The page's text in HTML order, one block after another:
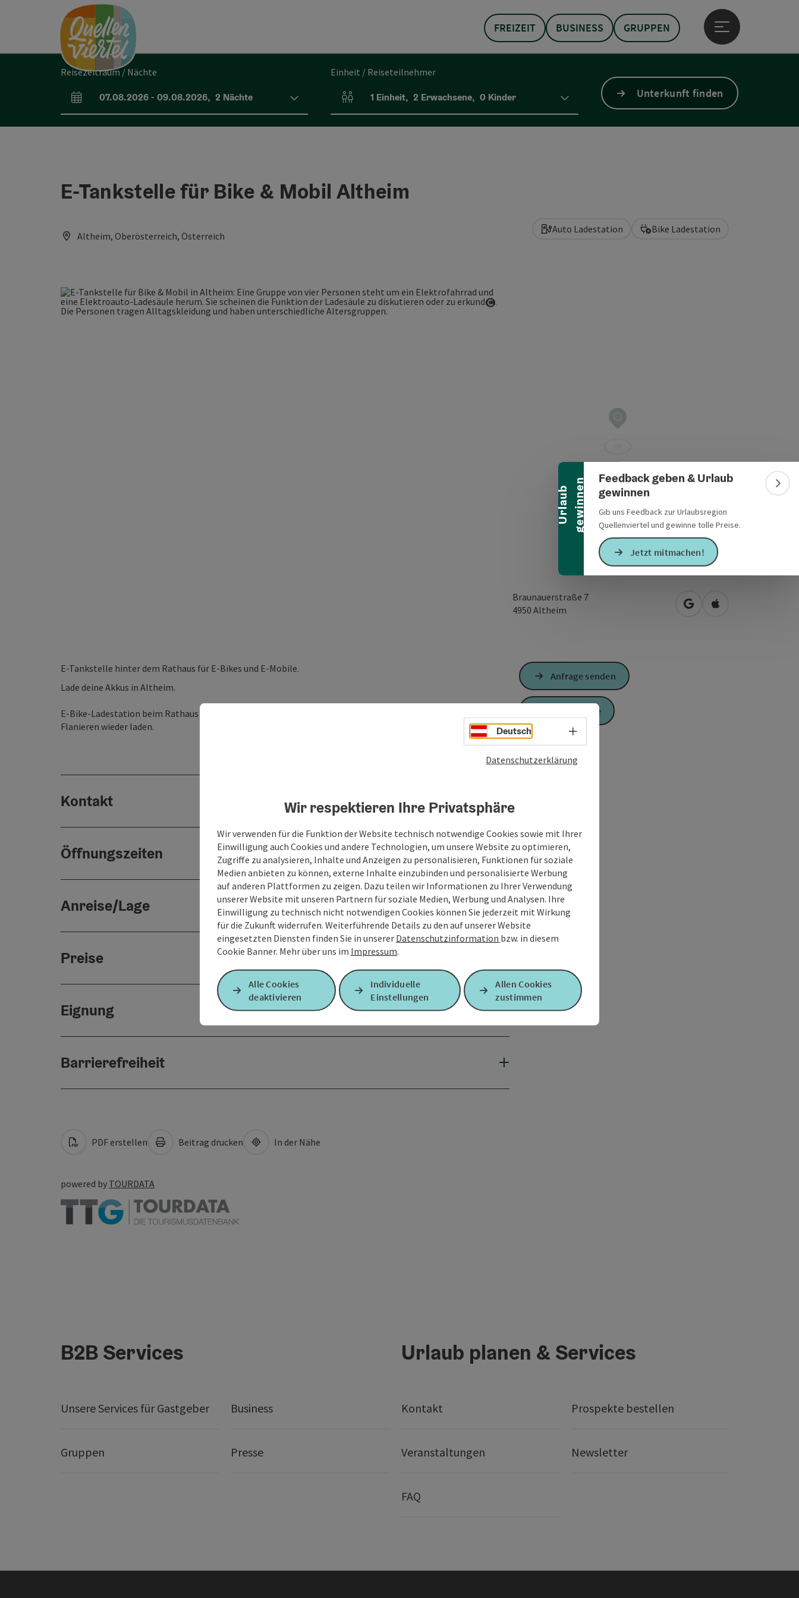
Zum InhaltAccesskey
[0]
Zur NavigationAccesskey
Zum Seitenanfang Accesskey
U
r
l
a
u
b
g
e
w
i
n
n
e n
Banner einklappen
Feedback geben & Urlaub
gewinnen
Gib uns Feedback zur Urlaubsregion
Quellenviertel und gewinne tolle Preise.
Jetzt mitmachen!
FREIZEIT BUSINESS GRUPPEN
Hauptmenü öffnen
Reisezeitraum / Nächte
An- und Abreisefelder
07.08.2026- 09.08.2026, 2 Nächte
Einheit / Reiseteilnehmer
Einheitenanzahl und Personenfelder
1 Einheit, 2 Erwachsene, 0 Kinder Unterkunft finden
E-Tankstelle für Bike & Mobil Altheim
Altheim, Oberösterreich, Österreich
Braunauerstraße 7
4950 Altheim in Google Maps öffnen
in Apple Maps
Auto Ladestation Bike Ladestation
E-Tankstelle hinter dem Rathaus für E-Bikes und E-Mobile.
Lade deine Akkus in Altheim.
E-Bike-Ladestation beim Rathaus und deine persönlichen Akkus kannst du in der Stadt beim Shoppen und
Flanieren wieder laden.
Kontakt
Öffnungszeiten
Anreise/Lage
Preise
Eignung
Barrierefreiheit
Anfrage senden
Zur Website
PDF erstellen Beitrag drucken In der Nähe
powered by TOURDATA
B2B Services
Unsere Services für Gastgeber Business
Gruppen Presse
Urlaub planen & Services
Kontakt Prospekte bestellen
Veranstaltungen Newsletter
FAQ
Deutsch Sprachwahl - Menü öffnen
Datenschutzerklärung
Wir respektieren Ihre Privatsphäre
Wir verwenden für die Funktion der Website technisch notwendige Cookies sowie mit Ihrer
Einwilligung auch Cookies und andere Technologien, um unsere Website zu optimieren,
Zugriffe zu analysieren, Inhalte und Anzeigen zu personalisieren, Funktionen für soziale
Medien anbieten zu können, externe Inhalte einzubinden und personalisierte Werbung
auf anderen Plattformen zu zeigen. Dazu teilen wir Informationen zu Ihrer Verwendung
unserer Website mit unseren Partnern für soziale Medien, Werbung und Analysen. Ihre
Einwilligung zu technisch nicht notwendigen Cookies können Sie jederzeit mit Wirkung
für die Zukunft widerrufen. Weiterführende Details zu den auf unserer Website
eingesetzten Diensten finden Sie in unserer Datenschutzinformation bzw. in diesem
Cookie Banner. Mehr über uns im Impressum.
Alle Cookies
deaktivieren
Individuelle
Einstellungen
Allen Cookies
zustimmen